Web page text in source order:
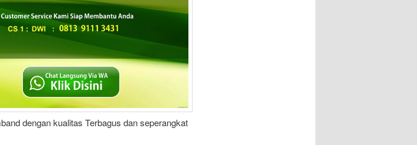
dengan kualitas Terbagus dan seperangkat